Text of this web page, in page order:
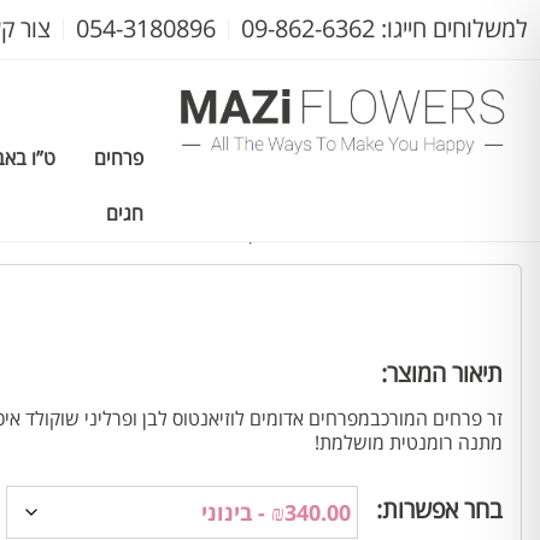
למשלוחים חייגו: 09-862-6362 054-3180896 צור
פרחים ט”ו
חגים
תיאור המוצר:
זר פרחים המורכבמפרחים אדומים לוזיאנטוס לבן ופרליני שוקולד
מתנה רומנטית מושלמת!
בחר אפשרות: